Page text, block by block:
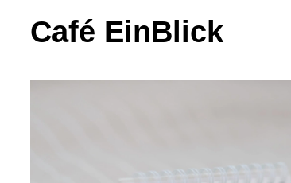
Café EinBlick